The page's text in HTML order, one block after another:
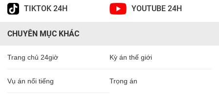
TIKTOK 24H YOUTUBE 24H
CHUYÊN MỤC KHÁC
Trang chủ 24giờ Kỳ án thế giới
Vụ án nổi tiếng Trọng án